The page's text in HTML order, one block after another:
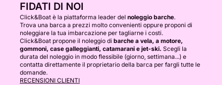
FIDATI DI NOI
Click&Boat è la piattaforma leader del noleggio barche.
Trova una barca a prezzi molto convenienti oppure proponi di
noleggiare la tua imbarcazione per tagliarne i costi.
Click&Boat propone il noleggio di barche a vela, a motore,
gommoni, case galleggianti, catamarani e jet-ski. Scegli la
durata del noleggio in modo flessibile (giorno, settimana...) e
contatta direttamente il proprietario della barca per fargli tutte le
domande.
RECENSIONI CLIENTI